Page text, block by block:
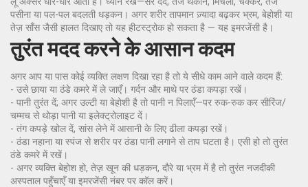
पसीना या पल-पल बदलती धड़कन। अगर शरीर तापमान ज़्यादा बढ़कर भ्रम, बेहोशी या
तेज़ साँस जैसी हालत दिखाए तो यह हीटस्ट्रोक हो सकता है — यह इमरजेंसी है।
तुरंत मदद करने के आसान कदम
अगर आप या पास कोई व्यक्ति लक्षण दिखा रहा है तो ये सीधे काम आने वाले कदम हैं:
- उसे छाया या ठंडे कमरे में ले जाएँ। गर्दन और माथे पर ठंडा कपड़ा रखें।
- पानी तुरंत दें; अगर उल्टी या बेहोशी है तो पानी न पिलाएँ—पर रुक-रुक कर सीरिंज/
चम्मच से थोड़ा पानी या इलेक्ट्रोलाइट दें।
- तंग कपड़े खोल दें, सांस लेने में आसानी के लिए ढीला कपड़ा रखें।
- ठंडा नहाना या स्पंज से शरीर पर ठंडा पानी लगाने से ताप घटता है। एसी हो तो तुरंत
ठंडे कमरे में रखें।
- अगर व्यक्ति बेहोश हो, तेज़ खून की धड़कन, दौरे या भ्रम में है तो तुरंत नजदीकी
अस्पताल पहुँचाएँ या इमरजेंसी नंबर पर कॉल करें।